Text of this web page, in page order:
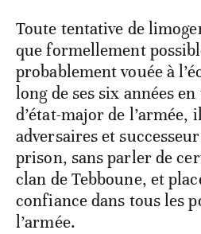
Toute tentative de
que formellement
probablement vouée à
long de ses six années
d’état-major de l’armée,
adversaires et
prison, sans parler de
clan de Tebboune, et
confiance dans tous les
l’armée.